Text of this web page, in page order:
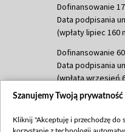
Dofinansowanie
Data podpisania
(wpłaty lipiec 160
Dofinansowanie
Data podpisania
(wpłata wrzesień
Dofinansowanie
(wpłata wrzesień
Szanujemy Twoją prywatność
Kliknij "Akceptuję i przechodzę do